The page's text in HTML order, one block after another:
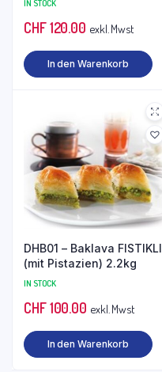
IN STOCK
CHF120.00 exkl. Mwst
In den Warenkorb
DHB01 – Baklava FISTIKLI
(mit Pistazien) 2.2kg
IN STOCK
CHF100.00 exkl. Mwst
In den Warenkorb